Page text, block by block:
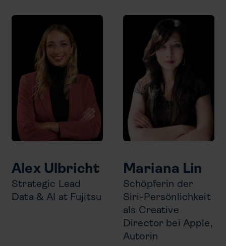
Alex Ulbricht
Strategic Lead
Data & AI at Fujitsu
Mariana Lin
Schöpferin der
Siri-Persönlichkeit
als Creative
Director bei Apple,
Autorin